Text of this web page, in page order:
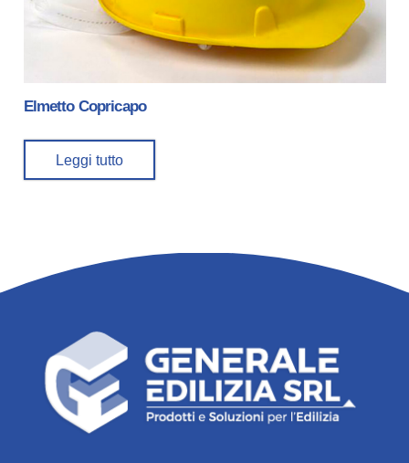
Elmetto Copricapo
Leggi tutto